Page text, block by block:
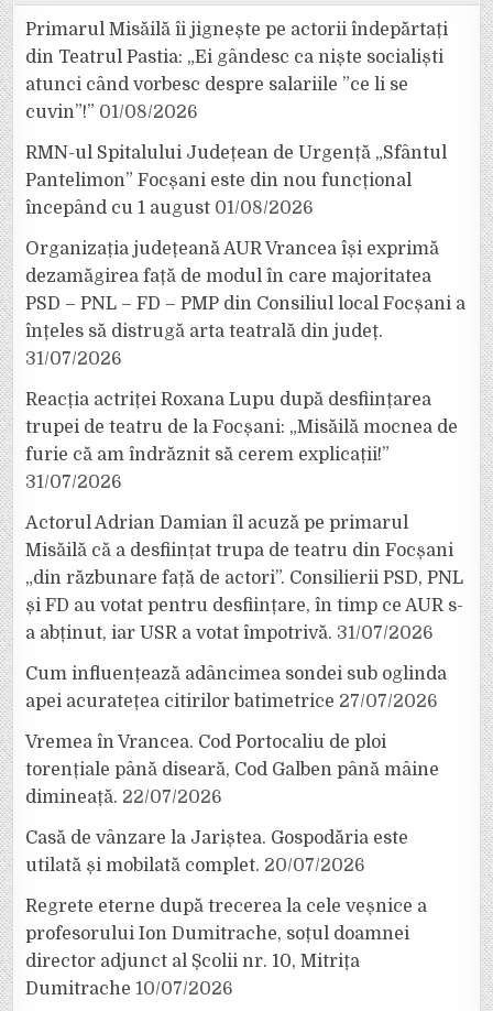
Primarul Misăilă îi jignește pe actorii îndepărtați
din Teatrul Pastia: „Ei gândesc ca niște socialiști
atunci când vorbesc despre salariile ”ce li se
cuvin”!” 01/08/2026
RMN-ul Spitalului Județean de Urgență „Sfântul
Pantelimon” Focșani este din nou funcțional
începând cu 1 august 01/08/2026
Organizația județeană AUR Vrancea își exprimă
dezamăgirea față de modul în care majoritatea
PSD – PNL – FD – PMP din Consiliul local Focșani a
înțeles să distrugă arta teatrală din județ.
31/07/2026
Reacția actriței Roxana Lupu după desființarea
trupei de teatru de la Focșani: „Misăilă mocnea de
furie că am îndrăznit să cerem explicații!”
31/07/2026
Actorul Adrian Damian îl acuză pe primarul
Misăilă că a desființat trupa de teatru din Focșani
„din răzbunare față de actori”. Consilierii PSD, PNL
și FD au votat pentru desființare, în timp ce AUR s-
a abținut, iar USR a votat împotrivă. 31/07/2026
Cum influențează adâncimea sondei sub oglinda
apei acuratețea citirilor batimetrice 27/07/2026
Vremea în Vrancea. Cod Portocaliu de ploi
torențiale până diseară, Cod Galben până mâine
dimineață. 22/07/2026
Casă de vânzare la Jariștea. Gospodăria este
utilată și mobilată complet. 20/07/2026
Regrete eterne după trecerea la cele veșnice a
profesorului Ion Dumitrache, soțul doamnei
director adjunct al Școlii nr. 10, Mitrița
Dumitrache 10/07/2026